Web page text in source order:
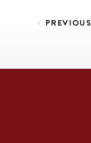
PREVIOUS